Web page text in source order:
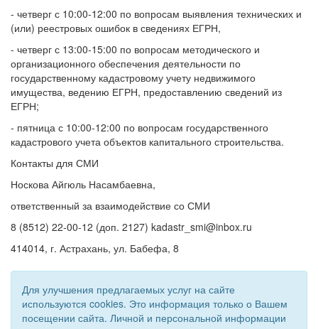
- четверг с 10:00-12:00 по вопросам выявления технических и
(или) реестровых ошибок в сведениях ЕГРН,
- четверг с 13:00-15:00 по вопросам методического и
организационного обеспечения деятельности по
государственному кадастровому учету недвижимого
имущества, ведению ЕГРН, предоставлению сведений из
ЕГРН;
- пятница с 10:00-12:00 по вопросам государственного
кадастрового учета объектов капитального строительства.
Контакты для СМИ
Носкова Айгюль Насамбаевна,
ответственный за взаимодействие со СМИ
8 (8512) 22-00-12 (доп. 2127) kadastr_smi@inbox.ru
414014, г. Астрахань, ул. Бабефа, 8
Для улучшения предлагаемых услуг на сайте
используются cookies. Это информация только о Вашем
посещении сайта. Личной и персональной информации